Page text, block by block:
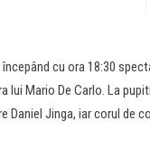
cu ora 18:30
Mario De Carlo. La
Jinga, iar corul de